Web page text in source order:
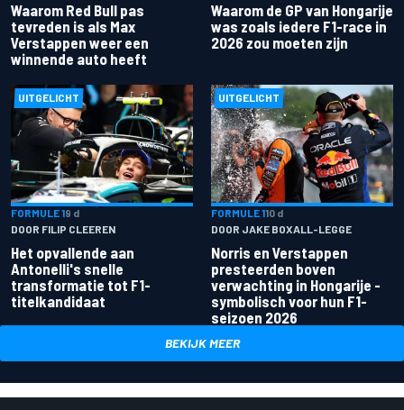
Waarom Red Bull pas
tevreden is als Max
Verstappen weer een
winnende auto heeft
Waarom de GP van Hongarije
was zoals iedere F1-race in
2026 zou moeten zijn
UITGELICHT
FORMULE 19 d
DOOR FILIP CLEEREN
Het opvallende aan
Antonelli's snelle
transformatie tot F1-
titelkandidaat
UITGELICHT
FORMULE 110 d
DOOR JAKE BOXALL-LEGGE
Norris en Verstappen
presteerden boven
verwachting in Hongarije -
symbolisch voor hun F1-
seizoen 2026
BEKIJK MEER